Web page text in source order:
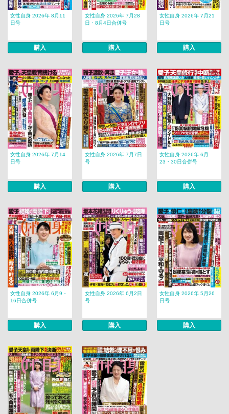
女性自身 2026年 8月11
日号
購入
女性自身 2026年 7月28
日・8月4日合併号
購入
女性自身 2026年 7月21
日号
購入
女性自身 2026年 7月14
日号
購入
女性自身 2026年 7月7日
号
購入
女性自身 2026年 6月
23・30日合併号
購入
女性自身 2026年 6月9・
16日合併号
購入
女性自身 2026年 6月2日
号
購入
女性自身 2026年 5月26
日号
購入